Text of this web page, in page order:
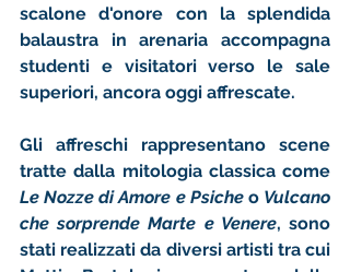
scalone d'onore con la splendida
balaustra in arenaria accompagna
studenti e visitatori verso le sale
superiori, ancora oggi affrescate.
Gli affreschi rappresentano scene
Le Nozze di Amore e Psiche o Vulcano
che sorprende Marte e Venere, sono
stati realizzati da diversi artisti tra cui